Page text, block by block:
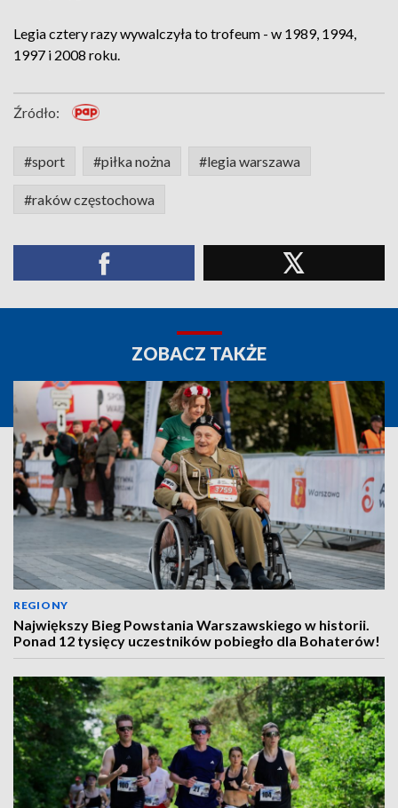
Legia cztery razy wywalczyła to trofeum - w 1989, 1994,
1997 i 2008 roku.
Źródło:
#sport #piłka nożna #legia warszawa
#raków częstochowa
ZOBACZ TAKŻE
REGIONY
Największy Bieg Powstania Warszawskiego w historii.
Ponad 12 tysięcy uczestników pobiegło dla Bohaterów!